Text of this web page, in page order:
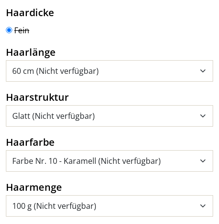
Haardicke
Fein
Haarlänge
Haarstrukturauswählen
Haarfarbe
Haarmenge